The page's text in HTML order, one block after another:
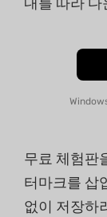
무료 체험판
터마크를 삽
없이 저장하